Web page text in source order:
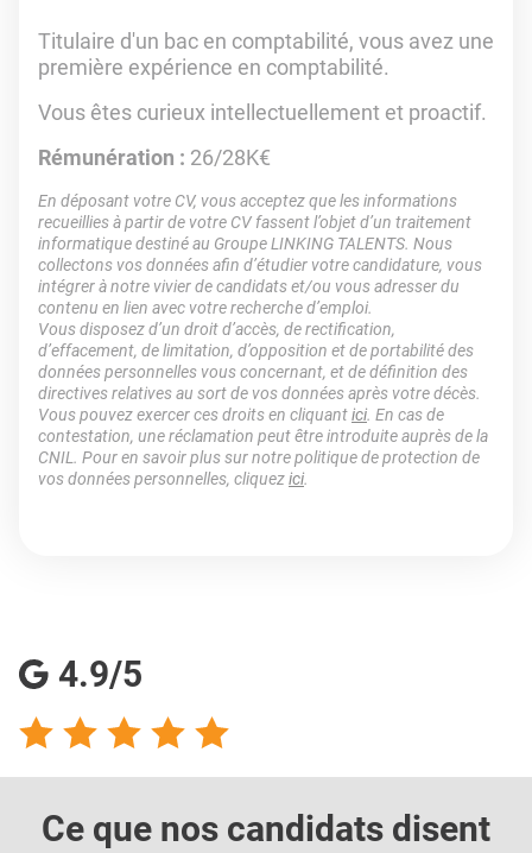
Titulaire d'un bac en comptabilité, vous avez une
première expérience en comptabilité.
Vous êtes curieux intellectuellement et proactif.
Rémunération : 26/28K€
En déposant votre CV, vous acceptez que les informations
recueillies à partir de votre CV fassent l’objet d’un traitement
informatique destiné au Groupe LINKING TALENTS. Nous
collectons vos données afin d’étudier votre candidature, vous
intégrer à notre vivier de candidats et/ou vous adresser du
contenu en lien avec votre recherche d’emploi.
Vous disposez d’un droit d’accès, de rectification,
d’effacement, de limitation, d’opposition et de portabilité des
données personnelles vous concernant, et de définition des
directives relatives au sort de vos données après votre décès.
Vous pouvez exercer ces droits en cliquantici. En cas de
contestation, une réclamation peut être introduite auprès de la
CNIL. Pour en savoir plus sur notre politique de protection de
vos données personnelles, cliquezici.
4.9/5
Ce que nos candidats disent